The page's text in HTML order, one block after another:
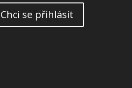
Chci se přihlásit